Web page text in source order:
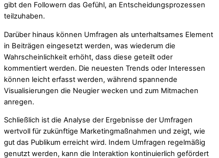
gibt den Followern das Gefühl, an Entscheidungsprozessen
teilzuhaben.
Darüber hinaus können Umfragen als unterhaltsames Element
in Beiträgen eingesetzt werden, was wiederum die
Wahrscheinlichkeit erhöht, dass diese geteilt oder
kommentiert werden. Die neuesten Trends oder Interessen
können leicht erfasst werden, während spannende
Visualisierungen die Neugier wecken und zum Mitmachen
anregen.
Schließlich ist die Analyse der Ergebnisse der Umfragen
wertvoll für zukünftige Marketingmaßnahmen und zeigt, wie
gut das Publikum erreicht wird. Indem Umfragen regelmäßig
genutzt werden, kann die Interaktion kontinuierlich gefördert